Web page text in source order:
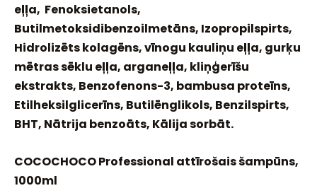
eļļa, Fenoksietanols,
Butilmetoksidibenzoilmetāns, Izopropilspirts,
Hidrolizēts kolagēns, vīnogu kauliņu eļļa, gurķu
mētras sēklu eļļa, arganeļļa, kliņģerīšu
ekstrakts, Benzofenons-3, bambusa proteīns,
Etilheksilglicerīns, Butilēnglikols, Benzilspirts,
BHT, Nātrija benzoāts, Kālija sorbāt.
COCOCHOCO Professional attīrošais šampūns,
1000ml